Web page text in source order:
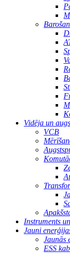
Vidēja un
VCB
Instruments
Jauni
Jaunās
ESS